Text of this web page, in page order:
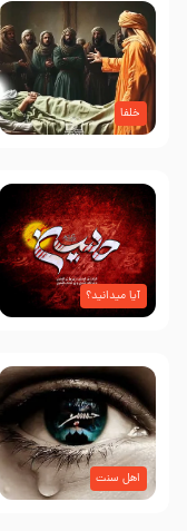
خلفا
آیا میدانید؟
اهل سنت